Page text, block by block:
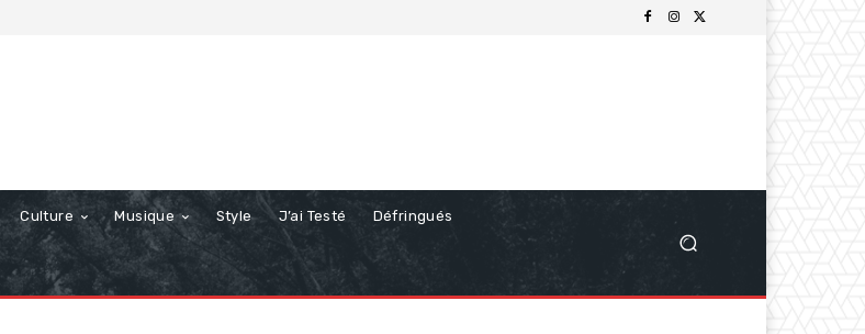
Culture Musique Style J’ai Testé Défringués